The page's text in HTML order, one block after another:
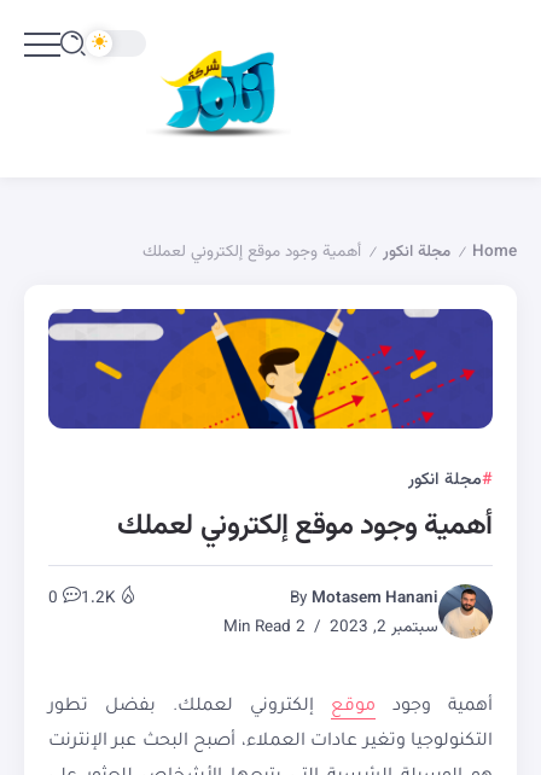
Home
/ مجلة انكور / أهمية وجود موقع إلكتروني لعملك
مجلة انكور
أهمية وجود موقع إلكتروني لعملك
By Motasem Hanani
سبتمبر 2, 2023
1.2K
0
أهمية وجود موقع إلكتروني لعملك. بفضل تطور
التكنولوجيا وتغير عادات العملاء، أصبح البحث عبر الإنترنت